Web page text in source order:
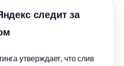
следит за
утверждает, что сли